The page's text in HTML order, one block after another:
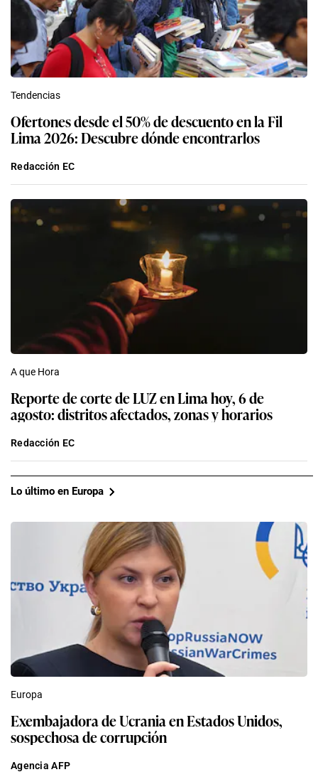
Tendencias
Ofertones desde el 50% de descuento en la Fil
Lima 2026: Descubre dónde encontrarlos
Redacción EC
A que Hora
Reporte de corte de LUZ en Lima hoy, 6 de
agosto: distritos afectados, zonas y horarios
Redacción EC
Lo último en Europa
Europa
Exembajadora de Ucrania en Estados Unidos,
sospechosa de corrupción
Agencia AFP